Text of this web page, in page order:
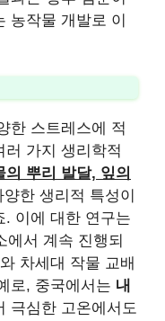
농작물 개발로 이
한 스트레스에 적
러 가지 생리학적
의 뿌리 발달, 잎의
양한 생리적 특성이
. 이에 대한 연구는
에서 계속 진행되
차세대 작물 교배
로, 중국에서는 내
극심한 고온에서도